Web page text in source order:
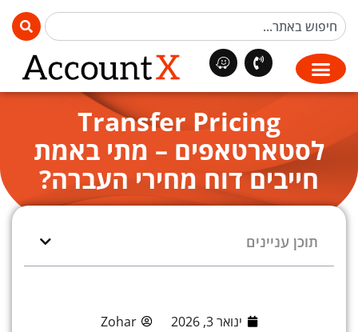
Transfer Pricing
לסטארטאפים – מתי באמת
חייבים דוח מחירי העברה?
תוכן עניינים
ינואר 3, 2026 Zohar